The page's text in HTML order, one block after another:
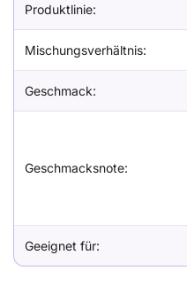
Produktlinie:
Mischungsverhältnis:
Geschmack:
Geschmacksnote:
Geeignet für: